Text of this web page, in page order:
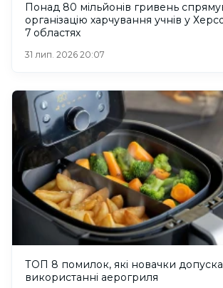
Понад 80 мільйонів гривень
організацію харчування учнів у
7 областях
31 лип. 2026 20:07
ТОП 8 помилок, які новачки
використанні аерогриля